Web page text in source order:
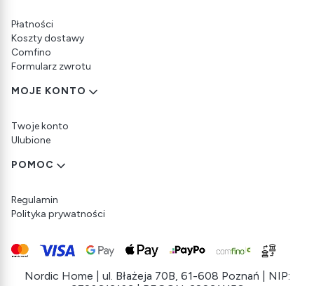
Płatności
Koszty dostawy
Comfino
Formularz zwrotu
MOJE KONTO
Twoje konto
Ulubione
POMOC
Regulamin
Polityka prywatności
Nordic Home | ul. Błażeja 70B, 61-608 Poznań | NIP: